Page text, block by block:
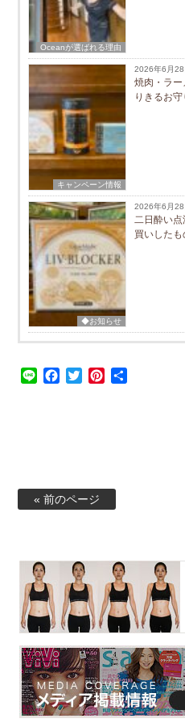
Oceanが選ばれる理由
キャンペーン情報
2026年6月28
焼肉・ラ
りきるお守
◆お知らせ
2026年6月28
二日酔い
買いしたも
Line Facebook
TwitterPinterest
« 前のページ